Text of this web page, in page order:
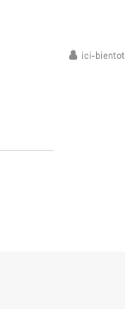
ici-bientot